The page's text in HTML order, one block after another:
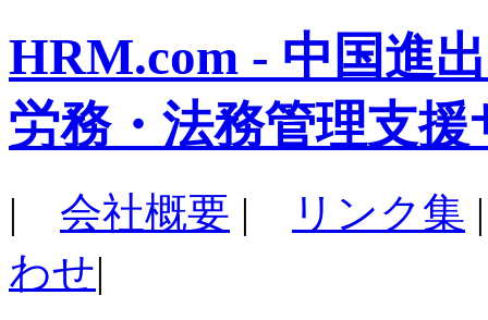
HRM.com - 中国進
労務・法務管理支援
| 会社概要 | リンク集
わせ|